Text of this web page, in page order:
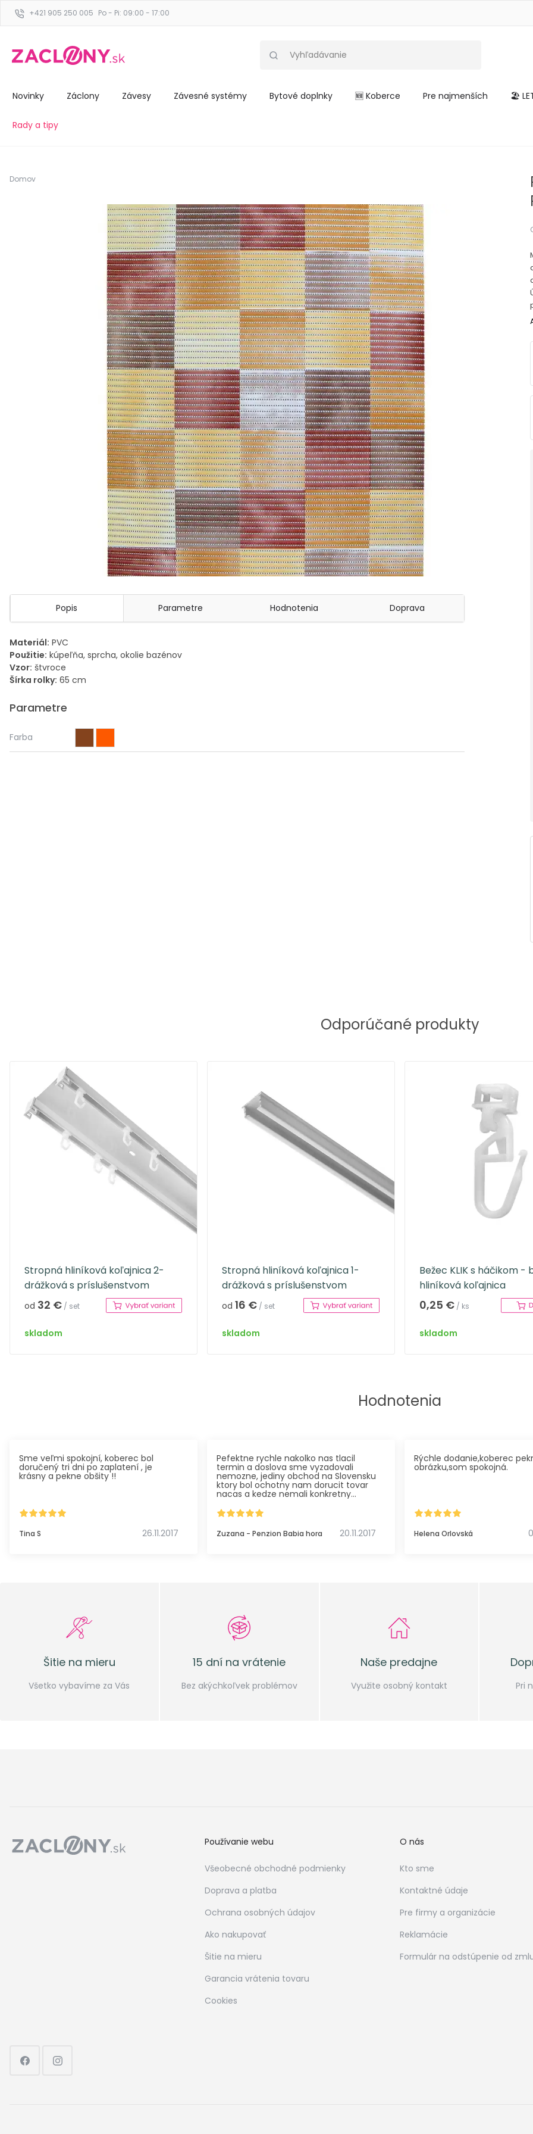
+421 905 250 005 Po - Pi: 09:00 - 17:00
Novinky Záclony Závesy Závesné systémy Bytové doplnky 🆕 Koberce Pre najmenších 🏖️
Rady a tipy
Domov
Popis Parametre Hodnotenia Doprava
Materiál: PVC
Použitie: kúpeľňa, sprcha, okolie bazénov
Vzor: štvroce
Šírka rolky: 65 cm
Parametre
Farba
Odporúčané produkty
Stropná hliníková koľajnica 2-
drážková s príslušenstvom
od 32 € / set
skladom
Stropná hliníková koľajnica 1-
drážková s príslušenstvom
od 16 € / set
skladom
Bežec KLIK s háčikom -
hliníková koľajnica
0,25 € / ks
skladom
Hodnotenia
Sme veľmi spokojní, koberec bol
doručený tri dni po zaplatení , je
krásny a pekne obšity !!
Tina S 26.11.2017
Pefektne rychle nakolko nas tlacil
termin a doslova sme vyzadovali
nemozne, jediny obchod na Slovensku
ktory bol ochotny nam dorucit tovar
nacas a kedze nemali konkretny
Dokonca aj kurier velmi ustretovy
dohodli sme sa presne na case
dodania.
Zuzana - Penzion Babia hora 20.11.2017
Rýchle dodanie,koberec
obrázku,som spokojná.
Helena Orlovská
Šitie na mieru
Všetko vybavíme za Vás
15 dní na vrátenie
Bez akýchkoľvek problémov
Naše predajne
Využite osobný kontakt Pri
Používanie webu
Všeobecné obchodné podmienky
Doprava a platba
Ochrana osobných údajov
Ako nakupovať
Šitie na mieru
Garancia vrátenia tovaru
Cookies
O nás
Kto sme
Kontaktné údaje
Pre firmy a organizácie
Reklamácie
Formulár na odstúpenie od